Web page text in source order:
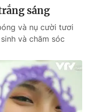
sáng
và nụ cười tươi
và chăm sóc